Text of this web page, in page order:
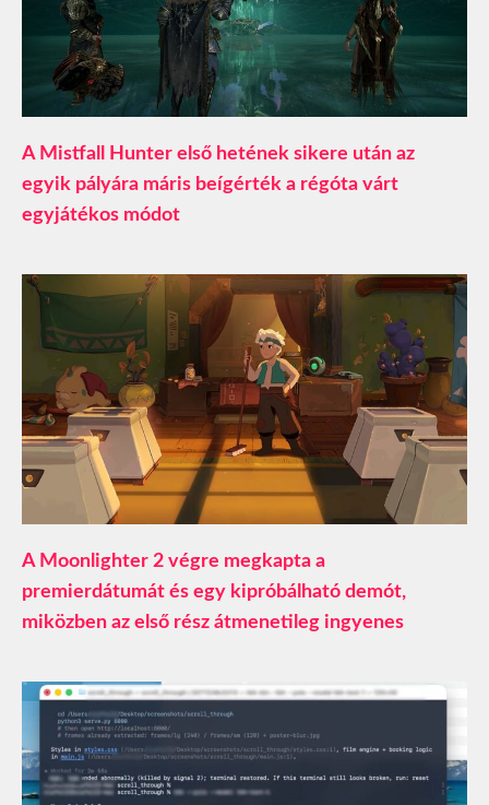
A Mistfall Hunter első hetének sikere után az
egyik pályára máris beígérték a régóta várt
egyjátékos módot
A Moonlighter 2 végre megkapta a
premierdátumát és egy kipróbálható demót,
miközben az első rész átmenetileg ingyenes